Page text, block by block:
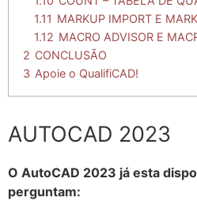
1.11 MARKUP IMPORT E
1.12 MACRO ADVISOR E
2 CONCLUSÃO
3 Apoie o QualifiCAD!
AUTOCAD 2023
O AutoCAD 2023 já esta
perguntam: